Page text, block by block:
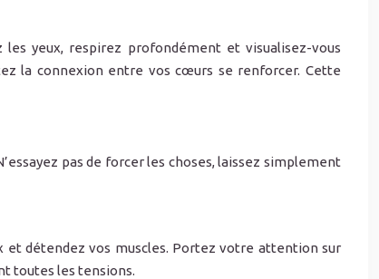
yeux, respirez profondément et visualisez-vous
la connexion entre vos cœurs se renforcer. Cette
pas de forcer les choses, laissez simplement
et détendez vos muscles. Portez votre attention sur
toutes les tensions.